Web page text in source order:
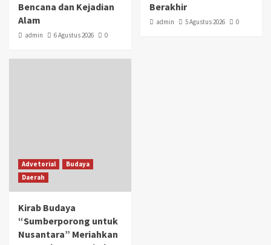
Bencana dan Kejadian
Alam
admin 6 Agustus 2026 0
Berakhir
admin 5 Agustus 2026 0
Advetorial
Budaya
Daerah
Kirab Budaya
“Sumberporong untuk
Nusantara” Meriahkan